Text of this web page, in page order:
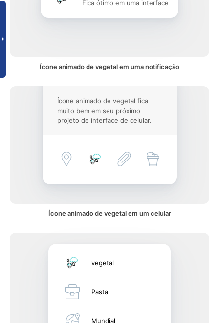
Fica ótimo em uma interface
Ícone animado de vegetal em uma notificação
Ícone animado de vegetal fica
muito bem em seu próximo
projeto de interface de celular.
Ícone animado de vegetal em um celular
vegetal
Pasta
Mundial